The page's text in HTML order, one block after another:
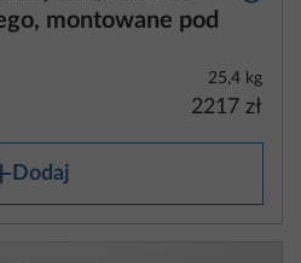
montowane pod
25,4 kg
2217 zł
Dodaj